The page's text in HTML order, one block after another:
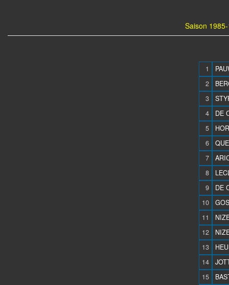
Saison
1
2
3
4
DE
5
6
7
8
9
DE
10
11
12
13
14
15